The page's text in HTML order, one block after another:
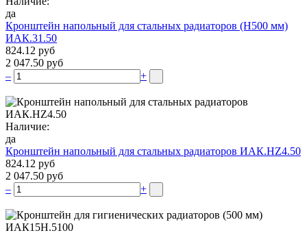
да
Кронштейн напольный для стальных радиаторов (Н500 мм)
ИАК.31.50
824.12 руб
2 047.50 руб
–
+
Наличие:
да
Кронштейн напольный для стальных радиаторов ИАК.НZ4.50
824.12 руб
2 047.50 руб
–
+